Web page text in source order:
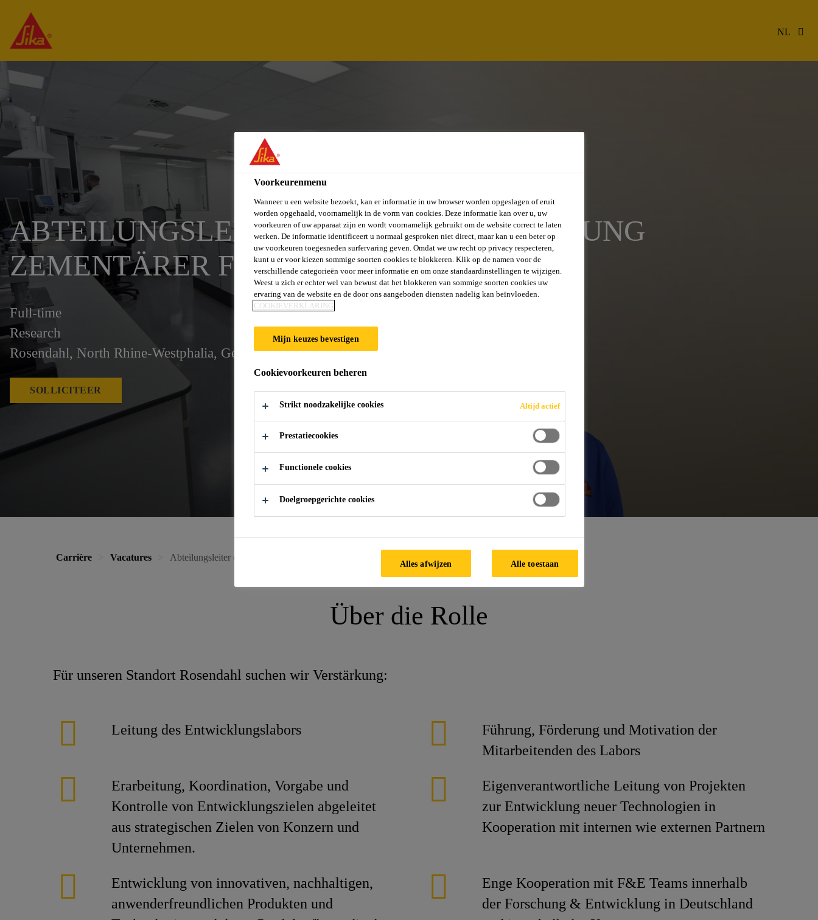
NL
ABTEILUNGSLEITER (M/W/D) ENTWICKLUNG
ZEMENTÄRER FUSSBODENPRODUKTE
Full-time
Research
Rosendahl, North Rhine-Westphalia, Germany
SOLLICITEER
Carrière Vacatures Abteilungsleiter (m/w/d) Entwicklung zementärer Fussbodenprodukte
Über die Rolle
Für unseren Standort Rosendahl suchen wir Verstärkung:
Leitung des Entwicklungslabors
Führung, Förderung und Motivation der
Mitarbeitenden des Labors
Erarbeitung, Koordination, Vorgabe und
Kontrolle von Entwicklungszielen abgeleitet
aus strategischen Zielen von Konzern und
Unternehmen.
Eigenverantwortliche Leitung von Projekten
zur Entwicklung neuer Technologien in
Kooperation mit internen wie externen Partnern
Entwicklung von innovativen, nachhaltigen,
anwenderfreundlichen Produkten und
Enge Kooperation mit F&E Teams innerhalb
der Forschung & Entwicklung in Deutschland
Voorkeurenmenu
Wanneer u een website bezoekt, kan er informatie in uw browser worden opgeslagen of eruit
worden opgehaald, voornamelijk in de vorm van cookies. Deze informatie kan over u, uw
voorkeuren of uw apparaat zijn en wordt voornamelijk gebruikt om de website correct te laten
werken. De informatie identificeert u normaal gesproken niet direct, maar kan u een beter op
uw voorkeuren toegesneden surfervaring geven. Omdat we uw recht op privacy respecteren,
kunt u er voor kiezen sommige soorten cookies te blokkeren. Klik op de namen voor de
verschillende categorieën voor meer informatie en om onze standaardinstellingen te wijzigen.
Weest u zich er echter wel van bewust dat het blokkeren van sommige soorten cookies uw
ervaring van de website en de door ons aangeboden diensten nadelig kan beïnvloeden.
COOKIEVERKLARING
Mijn keuzes bevestigen
Cookievoorkeuren beheren
Strikt noodzakelijke cookies Altijd actief
Prestatiecookies
Functionele cookies
Doelgroepgerichte cookies
Alles afwijzen Alle toestaan